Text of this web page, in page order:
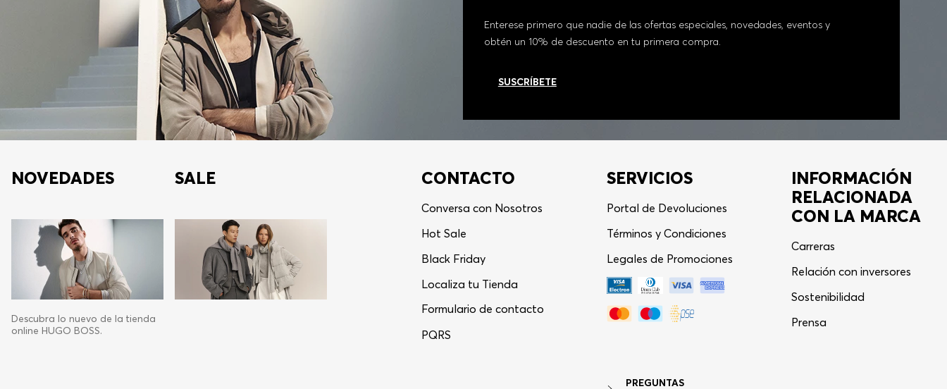
Enterese primero que nadie de las ofertas especiales, novedades, eventos y
obtén un 10% de descuento en tu primera compra.
SUSCRÍBETE
NOVEDADES
Descubra lo nuevo de la tienda
online HUGO BOSS.
SALE CONTACTO
Conversa con Nosotros
Hot Sale
Black Friday
Localiza tu Tienda
Formulario de contacto
PQRS
SERVICIOS
Portal de Devoluciones
Términos y Condiciones
Legales de Promociones
PREGUNTAS
INFORMACIÓN
RELACIONADA
CON LA MARCA
Carreras
Relación con inversores
Sostenibilidad
Prensa